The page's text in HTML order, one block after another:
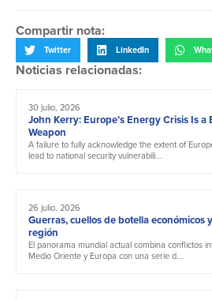
Compartir nota:
Twitter LinkedIn
Noticias relacionadas:
30 julio, 2026
John Kerry: Europe’s Energy Crisis Is
Weapon
A failure to fully acknowledge the extent of
lead to national security vulnerabili...
26 julio, 2026
Guerras, cuellos de botella económicos
región
El panorama mundial actual combina conflictos
Medio Oriente y Europa con una serie d...